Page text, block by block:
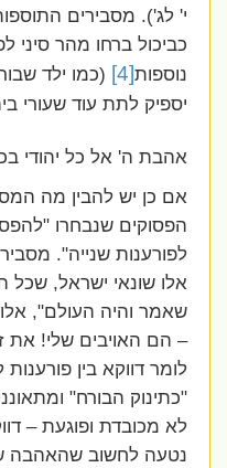
י' לג'). מסבירים
כביכול ברחו מהר סיני
נוספות[4](כמו ילד
יספיק לתת עוד שעורי
אהבת ה' אל כל יהודי
אם כן יש להבין מה
הפסוקים שנבחרו
לפורענות שנייה". מסביר
אלו שונאי ישראל, שכל
שאמר והיה העולם", אלו
– הם האויבים שלי! את
לומר דווקא בין פורענות
"כתינוק הבורח"
לא מכובדת ופוגעת –
נטעה לחשוב שהאהבה